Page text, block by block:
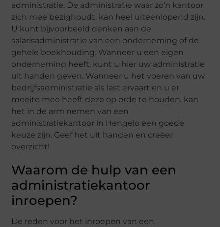
administratie. De administratie waar zo’n kantoor
zich mee bezighoudt, kan heel uiteenlopend zijn.
U kunt bijvoorbeeld denken aan de
salarisadministratie van een onderneming of de
gehele boekhouding. Wanneer u een eigen
onderneming heeft, kunt u hier uw administratie
uit handen geven. Wanneer u het voeren van uw
bedrijfsadministratie als last ervaart en u er
moeite mee heeft deze op orde te houden, kan
het in de arm nemen van een
administratiekantoor in Hengelo een goede
keuze zijn. Geef het uit handen en creëer
overzicht!
Waarom de hulp van een
administratiekantoor
inroepen?
De reden voor het inroepen van een